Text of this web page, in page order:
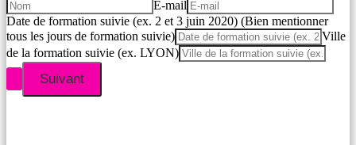
E-mail
Date de formation suivie (ex. 2 et 3 juin 2020) (Bien mentionner
tous les jours de formation suivie)
Ville
de la formation suivie (ex. LYON)